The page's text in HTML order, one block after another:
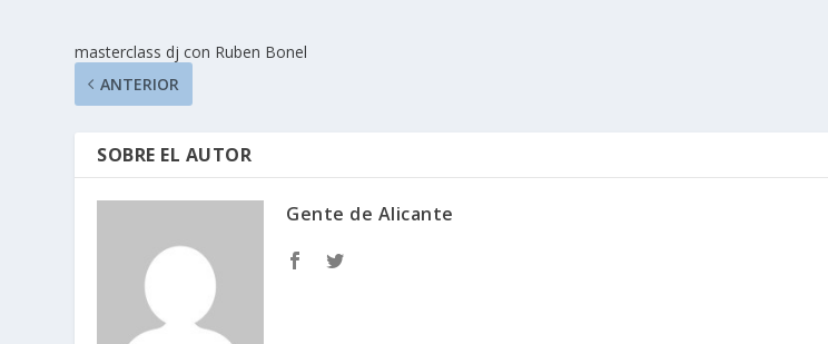
masterclass dj con Ruben Bonel
ANTERIOR
SOBRE EL AUTOR
Gente de Alicante